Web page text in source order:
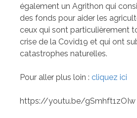
également un Agrithon qui
des fonds pour aider les
ceux qui sont particulièrement
crise de la Covid19 et qui ont
catastrophes naturelles.
Pour aller plus loin : cliquez ici
https://youtu.be/gSmhft1zOIw